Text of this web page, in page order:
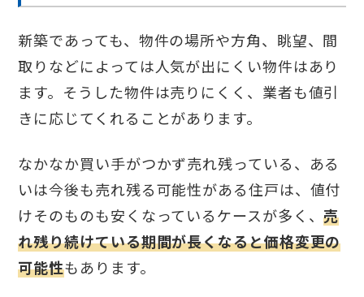
新築であっても、物件の場所や方角、眺望、間
取りなどによっては人気が出にくい物件はあり
ます。そうした物件は売りにくく、業者も値引
きに応じてくれることがあります。
なかなか買い手がつかず売れ残っている、ある
いは今後も売れ残る可能性がある住戸は、値付
けそのものも安くなっているケースが多く、売
れ残り続けている期間が長くなると価格変更の
可能性もあります。